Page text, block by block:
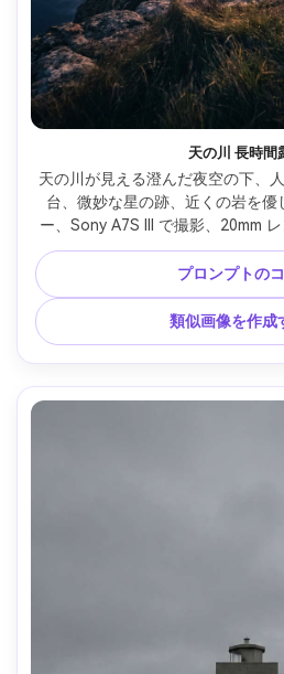
天の川 長時間
天の川が見える澄んだ夜空の下、
台、微妙な星の跡、近くの岩を優
ー、Sony A7S III で撮影、20mm
ルック、すっきりとした天体写真
映画のようなグレーディング、シ
ar 4:5
プロンプトの
類似画像を作